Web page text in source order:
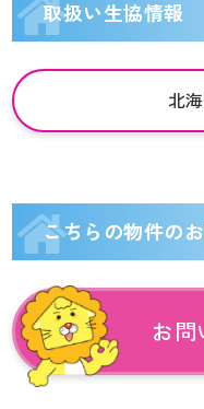
取扱い生協情報
北
こちらの物件の
お問